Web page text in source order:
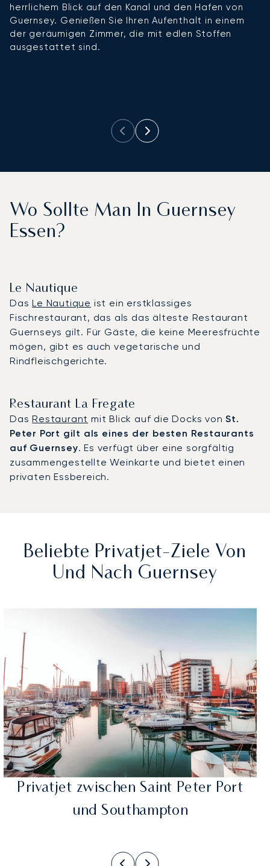
herrlichem Blick auf den Kanal und den Hafen von
Guernsey. Genießen Sie Ihren Aufenthalt in einem
der geräumigen Zimmer, die mit edlen Stoffen
ausgestattet sind.
Wo Sollte Man In Guernsey
Essen?
Le Nautique
DasLe Nautique ist ein erstklassiges
Fischrestaurant, das als das älteste Restaurant
Guernseys gilt. Für Gäste, die keine Meeresfrüchte
mögen, gibt es auch vegetarische und
Rindfleischgerichte.
Restaurant La Fregate
DasRestaurant mit Blick auf die Docks vonSt.
Peter Port gilt als eines der besten Restaurants
auf Guernsey. Es verfügt über eine sorgfältig
zusammengestellte Weinkarte und bietet einen
privaten Essbereich.
Beliebte Privatjet-Ziele Von
Und Nach Guernsey
Privatjet zwischen Saint Peter Port
und Southampton